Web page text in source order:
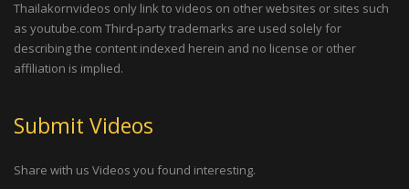
Thailakornvideos only link to videos on other websites or sites such
as youtube.com Third-party trademarks are used solely for
describing the content indexed herein and no license or other
affiliation is implied.
Submit Videos
Share with us Videos you found interesting.